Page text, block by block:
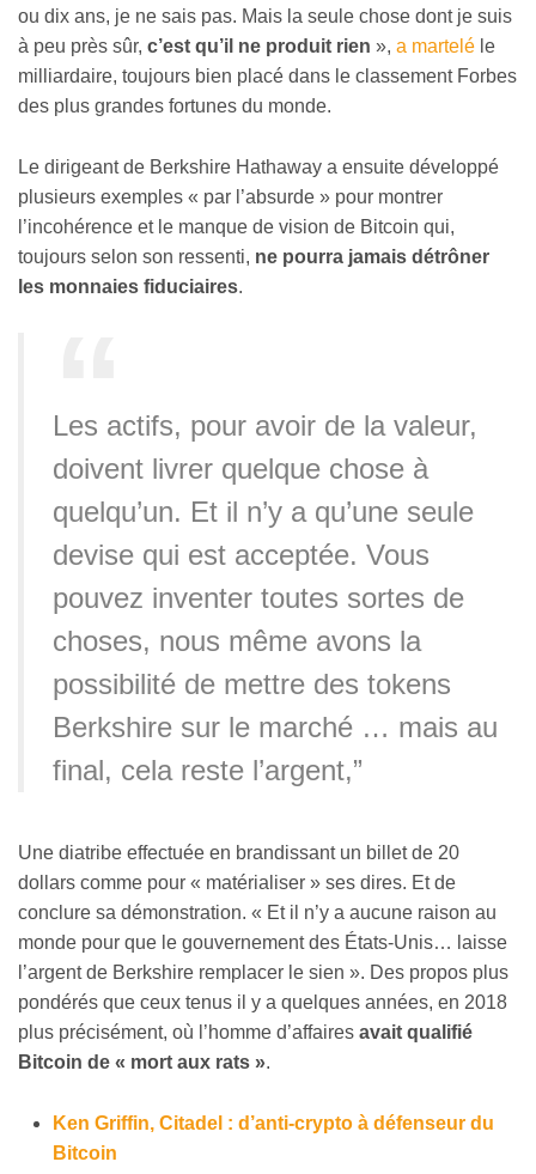
ou dix ans, je ne sais pas. Mais la seule chose dont je suis
à peu près sûr, c’est qu’il ne produit rien », a martelé le
milliardaire, toujours bien placé dans le classement Forbes
des plus grandes fortunes du monde.
Le dirigeant de Berkshire Hathaway a ensuite développé
plusieurs exemples « par l’absurde » pour montrer
l’incohérence et le manque de vision de Bitcoin qui,
toujours selon son ressenti, ne pourra jamais détrôner
les monnaies fiduciaires.
Les actifs, pour avoir de la valeur,
doivent livrer quelque chose à
quelqu’un. Et il n’y a qu’une seule
devise qui est acceptée. Vous
pouvez inventer toutes sortes de
choses, nous même avons la
possibilité de mettre des tokens
Berkshire sur le marché … mais au
final, cela reste l’argent,”
Une diatribe effectuée en brandissant un billet de 20
dollars comme pour « matérialiser » ses dires. Et de
conclure sa démonstration. « Et il n’y a aucune raison au
monde pour que le gouvernement des États-Unis… laisse
l’argent de Berkshire remplacer le sien ». Des propos plus
pondérés que ceux tenus il y a quelques années, en 2018
plus précisément, où l’homme d’affaires avait qualifié
Bitcoin de « mort aux rats ».
Ken Griffin, Citadel : d’anti-crypto à défenseur du
Bitcoin